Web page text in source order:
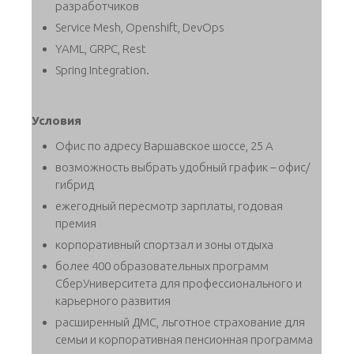
разработчиков
Service Mesh, Openshift, DevOps
YAML, GRPC, Rest
Spring Integration.
Условия
Офис по адресу Варшавское шоссе, 25 А
возможность выбрать удобный график – офис/
гибрид
ежегодный пересмотр зарплаты, годовая
премия
корпоративный спортзал и зоны отдыха
более 400 образовательных программ
СберУниверситета для профессионального и
карьерного развития
расширенный ДМС, льготное страхование для
семьи и корпоративная пенсионная программа